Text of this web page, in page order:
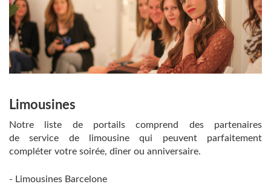
Limousines
Notre liste de portails comprend des partenaires
de service de limousine qui peuvent parfaitement
compléter votre soirée, dîner ou anniversaire.
- Limousines Barcelone